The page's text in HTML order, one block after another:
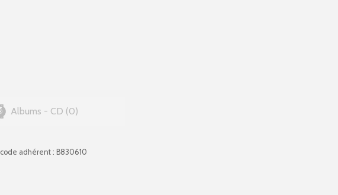
Albums - CD 0
code adhérent : B830610